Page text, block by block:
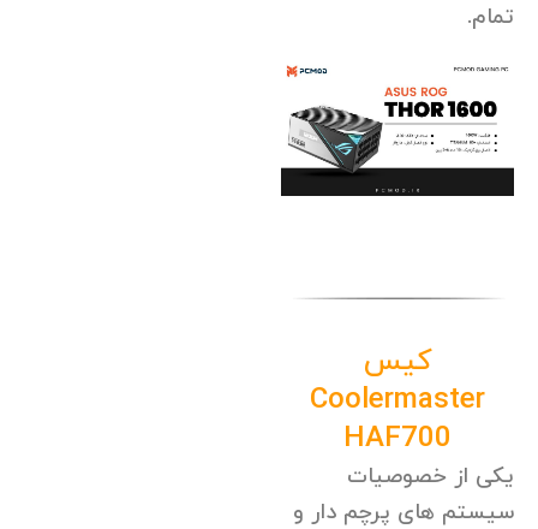
تمام.
کیس
Coolermaster
HAF700
یکی از خصوصیات
سیستم های پرچم دار و